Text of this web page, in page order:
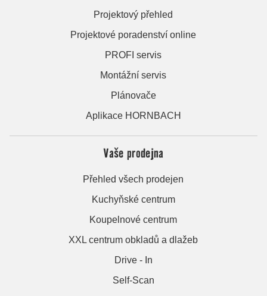
Projektový přehled
Projektové poradenství online
PROFI servis
Montážní servis
Plánovače
Aplikace HORNBACH
Vaše prodejna
Přehled všech prodejen
Kuchyňské centrum
Koupelnové centrum
XXL centrum obkladů a dlažeb
Drive - In
Self-Scan